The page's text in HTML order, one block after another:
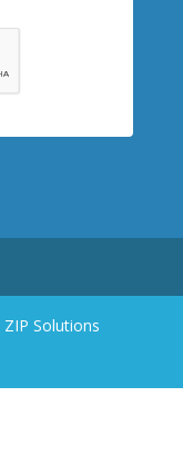
ZIP Solutions